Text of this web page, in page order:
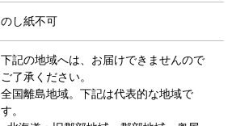
のし紙不可
下記の地域へは、お届けできませんので
ご了承ください。
全国離島地域。下記は代表的な地域で
す。